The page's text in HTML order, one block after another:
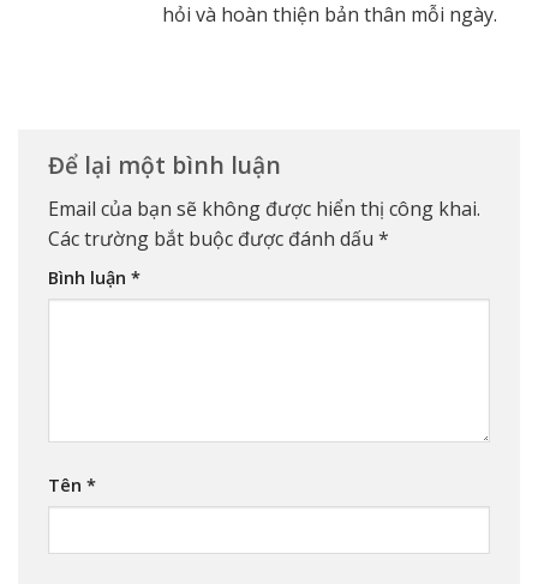
hỏi và hoàn thiện bản thân mỗi ngày.
Để lại một bình luận
Email của bạn sẽ không được hiển thị công khai.
Các trường bắt buộc được đánh dấu *
Bình luận *
Tên *